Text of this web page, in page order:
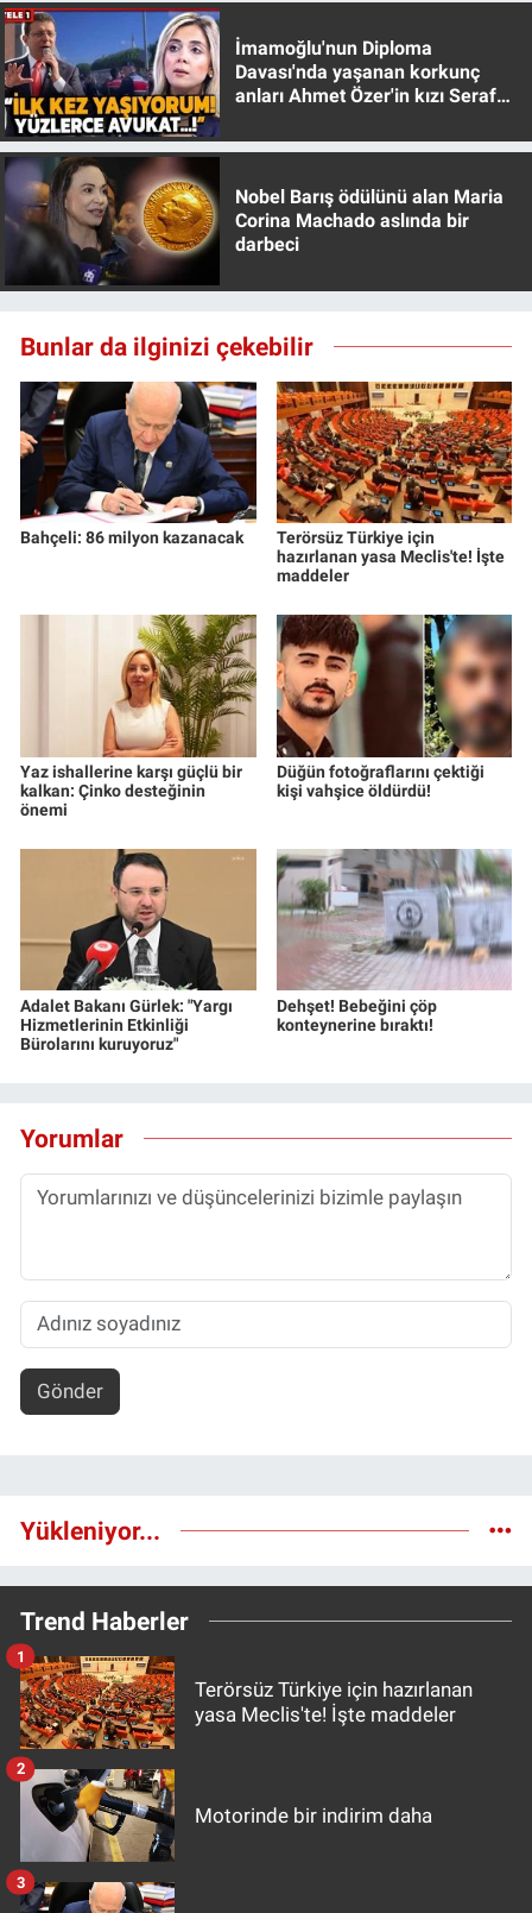
İmamoğlu'nun Diploma
Davası'nda yaşanan korkunç
anları Ahmet Özer'in kızı Seraf
Nobel Barış ödülünü alan Maria
Corina Machado aslında bir
darbeci
Bunlar da ilginizi çekebilir
Bahçeli: 86 milyon kazanacak
Terörsüz Türkiye için
hazırlanan yasa Meclis'te! İşte
maddeler
Yaz ishallerine karşı güçlü bir
kalkan: Çinko desteğinin
önemi
Düğün fotoğraflarını çektiği
kişi vahşice öldürdü!
Adalet Bakanı Gürlek: "Yargı
Hizmetlerinin Etkinliği
Bürolarını kuruyoruz"
Dehşet! Bebeğini çöp
konteynerine bıraktı!
Yorumlar
Gönder
Yükleniyor...
Trend Haberler
Terörsüz Türkiye için hazırlanan
yasa Meclis'te! İşte maddeler
1
Motorinde bir indirim daha
2
3